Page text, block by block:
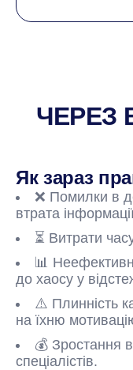
ЧЕРЕЗ
Як зараз
❌ Помилки в
втрата
⏳ Витрати
📊
до хаосу у
⚠️ Плинність
на їхню
💰 Зростання
спеціалістів.